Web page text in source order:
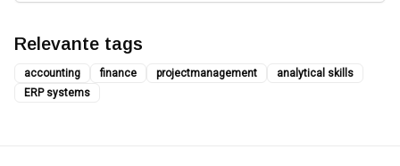
Relevante tags
accounting finance projectmanagement
analytical skills
ERP systems